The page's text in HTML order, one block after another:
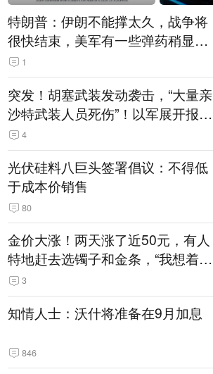
特朗普：伊朗不能撑太久，战争将
很快结束，美军有一些弹药稍显紧
张！伊朗公布拟议的海峡管理文本
1
突发！胡塞武装发动袭击，“大量亲
沙特武装人员死伤”！以军展开报复
性空袭
4
光伏硅料八巨头签署倡议：不得低
于成本价销售
80
金价大涨！两天涨了近50元，有人
特地赶去选镯子和金条，“我想着买
起来可以保值，小批量进一些货”
3
知情人士：沃什将准备在9月加息
846